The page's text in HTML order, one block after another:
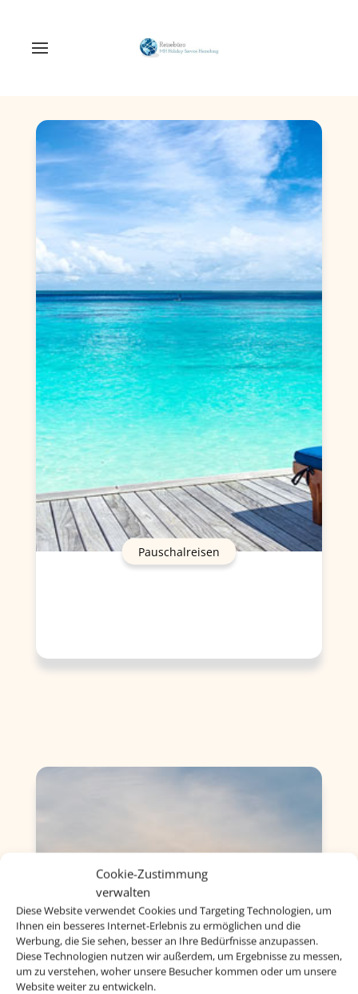
Cookie-Zustimmung
verwalten
Diese Website verwendet Cookies und Targeting Technologien, um
Ihnen ein besseres Internet-Erlebnis zu ermöglichen und die
Werbung, die Sie sehen, besser an Ihre Bedürfnisse anzupassen.
Diese Technologien nutzen wir außerdem, um Ergebnisse zu messen,
um zu verstehen, woher unsere Besucher kommen oder um unsere
Website weiter zu entwickeln.
Pauschalreisen